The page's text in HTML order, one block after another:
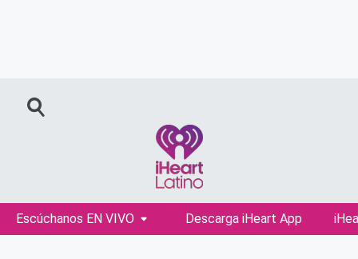
Escúchanos EN VIVO Descarga iHeart App